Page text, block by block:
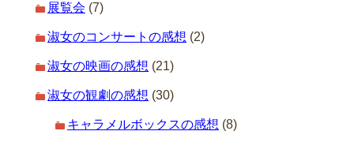
展覧会 (7)
淑女のコンサートの感想 (2)
淑女の映画の感想 (21)
淑女の観劇の感想 (30)
キャラメルボックスの感想 (8)